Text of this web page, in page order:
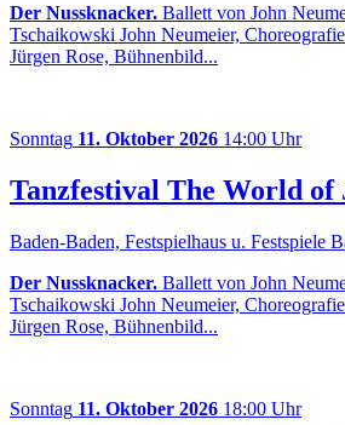
Der Nussknacker. Ballett von John
Tschaikowski John Neumeier,
Jürgen Rose, Bühnenbild...
Sonntag 11. Oktober 2026 14:00 Uhr
Tanzfestival The World of
Baden-Baden, Festspielhaus u. Festspiele
Der Nussknacker. Ballett von John
Tschaikowski John Neumeier,
Jürgen Rose, Bühnenbild...
Sonntag 11. Oktober 2026 18:00 Uhr